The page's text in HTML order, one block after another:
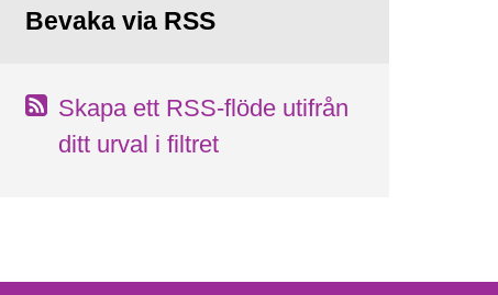
Bevaka via RSS
Skapa ett RSS-flöde utifrån
ditt urval i filtret